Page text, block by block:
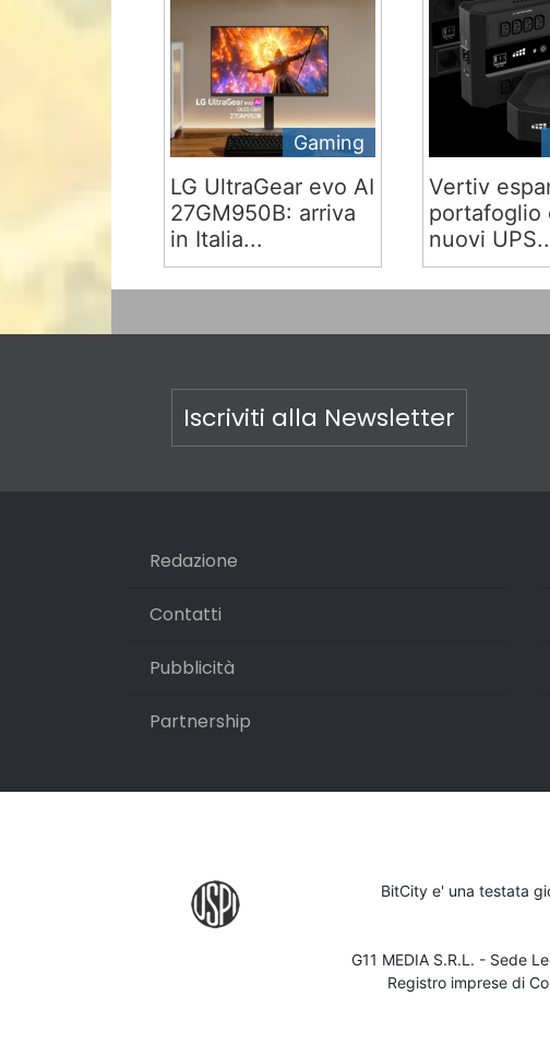
Gaming
LG UltraGear evo AI
27GM950B: arriva
in Italia...
Vertiv
portafoglio
nuovi
Iscriviti alla Newsletter
Redazione
Contatti
Pubblicità
Partnership
BitCity e' una testata
G11 MEDIA S.R.L. - Sede
Registro imprese di